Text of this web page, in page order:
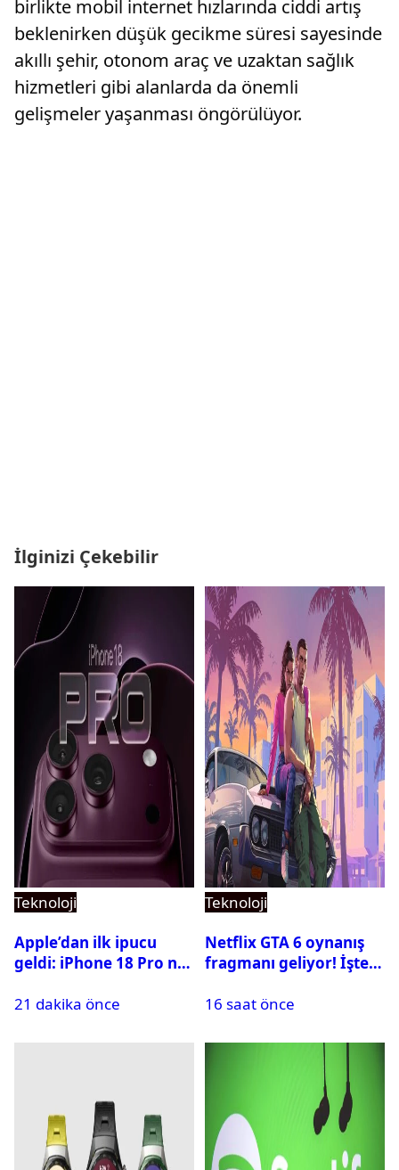
birlikte mobil internet hızlarında ciddi artış
beklenirken düşük gecikme süresi sayesinde
akıllı şehir, otonom araç ve uzaktan sağlık
hizmetleri gibi alanlarda da önemli
gelişmeler yaşanması öngörülüyor.
İlginizi Çekebilir
Teknoloji
Apple’dan ilk ipucu
geldi: iPhone 18 Pro ne
21 dakika önce
Teknoloji
Netflix GTA 6 oynanış
fragmanı geliyor! İşte
16 saat önce